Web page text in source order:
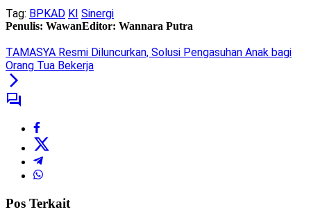
Tag: BPKAD KI Sinergi
Penulis: WawanEditor: Wannara Putra
TAMASYA Resmi Diluncurkan, Solusi Pengasuhan Anak bagi
Orang Tua Bekerja
Pos Terkait